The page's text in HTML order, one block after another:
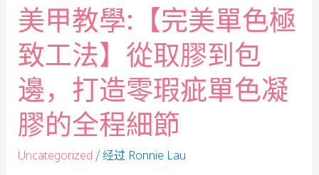
美甲教學:【完美單色極
致工法】從取膠到包
邊，打造零瑕疵單色凝
膠的全程細節
Uncategorized / 经过 Ronnie Lau